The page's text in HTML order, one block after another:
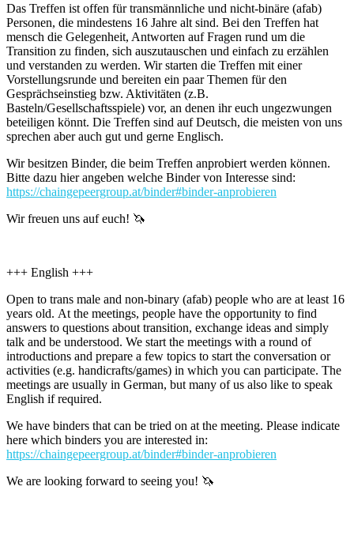
Das Treffen ist offen für transmännliche und nicht-binäre (afab)
Personen, die mindestens 16 Jahre alt sind. Bei den Treffen hat
mensch die Gelegenheit, Antworten auf Fragen rund um die
Transition zu finden, sich auszutauschen und einfach zu erzählen
und verstanden zu werden. Wir starten die Treffen mit einer
Vorstellungsrunde und bereiten ein paar Themen für den
Gesprächseinstieg bzw. Aktivitäten (z.B.
Basteln/Gesellschaftsspiele) vor, an denen ihr euch ungezwungen
beteiligen könnt. Die Treffen sind auf Deutsch, die meisten von uns
sprechen aber auch gut und gerne Englisch.
Wir besitzen Binder, die beim Treffen anprobiert werden können.
Bitte dazu hier angeben welche Binder von Interesse sind:
https://chaingepeergroup.at/binder#binder-anprobieren
Wir freuen uns auf euch! 🦄
+++ English +++
Open to trans male and non-binary (afab) people who are at least 16
years old. At the meetings, people have the opportunity to find
answers to questions about transition, exchange ideas and simply
talk and be understood. We start the meetings with a round of
introductions and prepare a few topics to start the conversation or
activities (e.g. handicrafts/games) in which you can participate. The
meetings are usually in German, but many of us also like to speak
English if required.
We have binders that can be tried on at the meeting. Please indicate
here which binders you are interested in:
https://chaingepeergroup.at/binder#binder-anprobieren
We are looking forward to seeing you! 🦄